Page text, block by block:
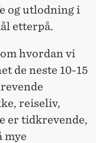
og utlodning i
etterpå.
hvordan vi
de neste 10-15
reiseliv,
er tidkrevende,
mye